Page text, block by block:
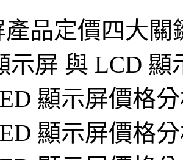
產品定價四大關
示屏 與 LCD
顯示屏價格
顯示屏價格